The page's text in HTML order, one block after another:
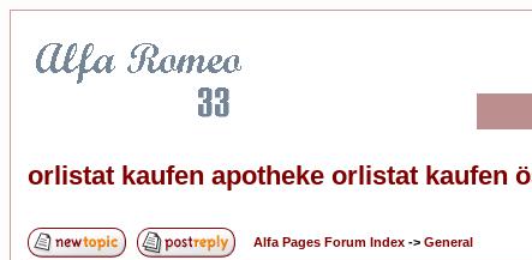
orlistat kaufen apotheke orlistat kaufen
Alfa Pages Forum Index -> General